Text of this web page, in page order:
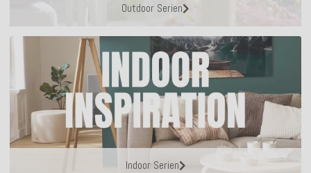
Outdoor Serien
Indoor Serien